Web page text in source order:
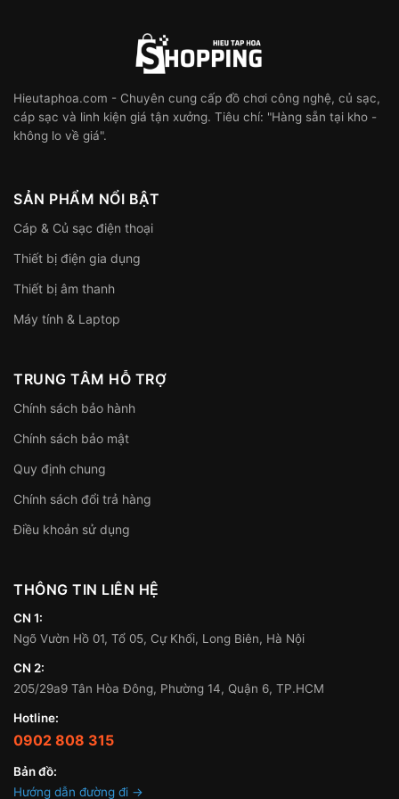
Hieutaphoa.com - Chuyên cung cấp đồ chơi công nghệ, củ sạc,
cáp sạc và linh kiện giá tận xưởng. Tiêu chí: "Hàng sẵn tại kho -
không lo về giá".
SẢN PHẨM NỔI BẬT
Cáp & Củ sạc điện thoại
Thiết bị điện gia dụng
Thiết bị âm thanh
Máy tính & Laptop
TRUNG TÂM HỖ TRỢ
Chính sách bảo hành
Chính sách bảo mật
Quy định chung
Chính sách đổi trả hàng
Điều khoản sử dụng
THÔNG TIN LIÊN HỆ
CN 1:
Ngõ Vườn Hồ 01, Tổ 05, Cự Khối, Long Biên, Hà Nội
CN 2:
205/29a9 Tân Hòa Đông, Phường 14, Quận 6, TP.HCM
Hotline:
0902 808 315
Bản đồ:
Hướng dẫn đường đi →